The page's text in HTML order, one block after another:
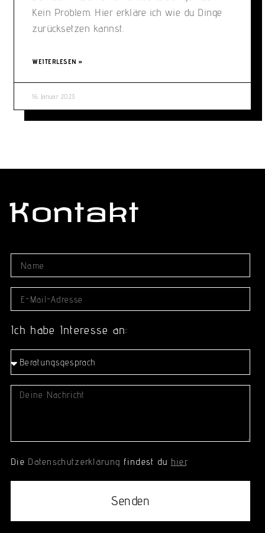
Kein Problem. Hier erkläre ich wie du Dinge
zurücksetzen kannst.
WEITERLESEN »
16. Januar 2023
Kontakt
Ich habe Interesse an:
Die Datenschutzerklärung findest du hier.
Senden